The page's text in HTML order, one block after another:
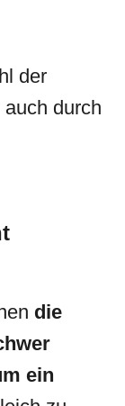
der
durch
die
ein